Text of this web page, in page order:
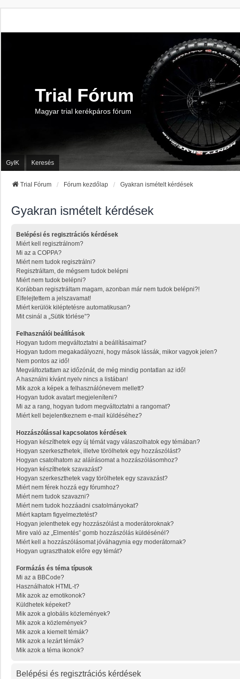
Trial Fórum
Magyar trial kerékpáros fórum
GyIK Keresés
Trial Fórum Fórum kezdőlap Gyakran ismételt kérdések
Gyakran ismételt kérdések
Belépési és regisztrációs kérdések
Miért kell regisztrálnom?
Mi az a COPPA?
Miért nem tudok regisztrálni?
Regisztráltam, de mégsem tudok belépni
Miért nem tudok belépni?
Korábban regisztráltam magam, azonban már nem tudok belépni?!
Elfelejtettem a jelszavamat!
Miért kerülök kiléptetésre automatikusan?
Mit csinál a „Sütik törlése”?
Felhasználói beállítások
Hogyan tudom megváltoztatni a beállításaimat?
Hogyan tudom megakadályozni, hogy mások lássák, mikor vagyok jelen?
Nem pontos az idő!
Megváltoztattam az időzónát, de még mindig pontatlan az idő!
A használni kívánt nyelv nincs a listában!
Mik azok a képek a felhasználónevem mellett?
Hogyan tudok avatart megjeleníteni?
Mi az a rang, hogyan tudom megváltoztatni a rangomat?
Miért kell bejelentkeznem e-mail küldéséhez?
Hozzászólással kapcsolatos kérdések
Hogyan készíthetek egy új témát vagy válaszolhatok egy témában?
Hogyan szerkeszthetek, illetve törölhetek egy hozzászólást?
Hogyan csatolhatom az aláírásomat a hozzászólásomhoz?
Hogyan készíthetek szavazást?
Hogyan szerkeszthetek vagy törölhetek egy szavazást?
Miért nem férek hozzá egy fórumhoz?
Miért nem tudok szavazni?
Miért nem tudok hozzáadni csatolmányokat?
Miért kaptam figyelmeztetést?
Hogyan jelenthetek egy hozzászólást a moderátoroknak?
Mire való az „Elmentés” gomb hozzászólás küldésénél?
Miért kell a hozzászólásomat jóváhagynia egy moderátornak?
Hogyan ugraszthatok előre egy témát?
Formázás és téma típusok
Mi az a BBCode?
Használhatok HTML-t?
Mik azok az emotikonok?
Küldhetek képeket?
Mik azok a globális közlemények?
Mik azok a közlemények?
Mik azok a kiemelt témák?
Mik azok a lezárt témák?
Mik azok a téma ikonok?
Belépési és regisztrációs kérdések